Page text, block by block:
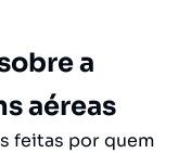
a
aéreas
feitas por quem